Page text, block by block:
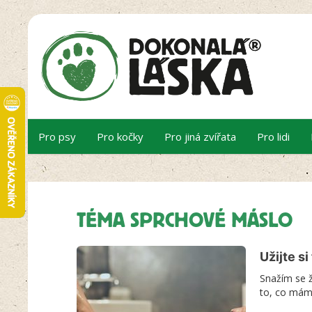
Pro psy Pro kočky Pro jiná zvířata Pro lidi
TÉMA SPRCHOVÉ MÁSLO
Užijte si
Snažím se
to, co